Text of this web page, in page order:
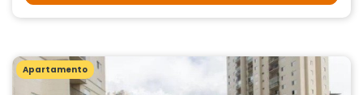
Apartamento